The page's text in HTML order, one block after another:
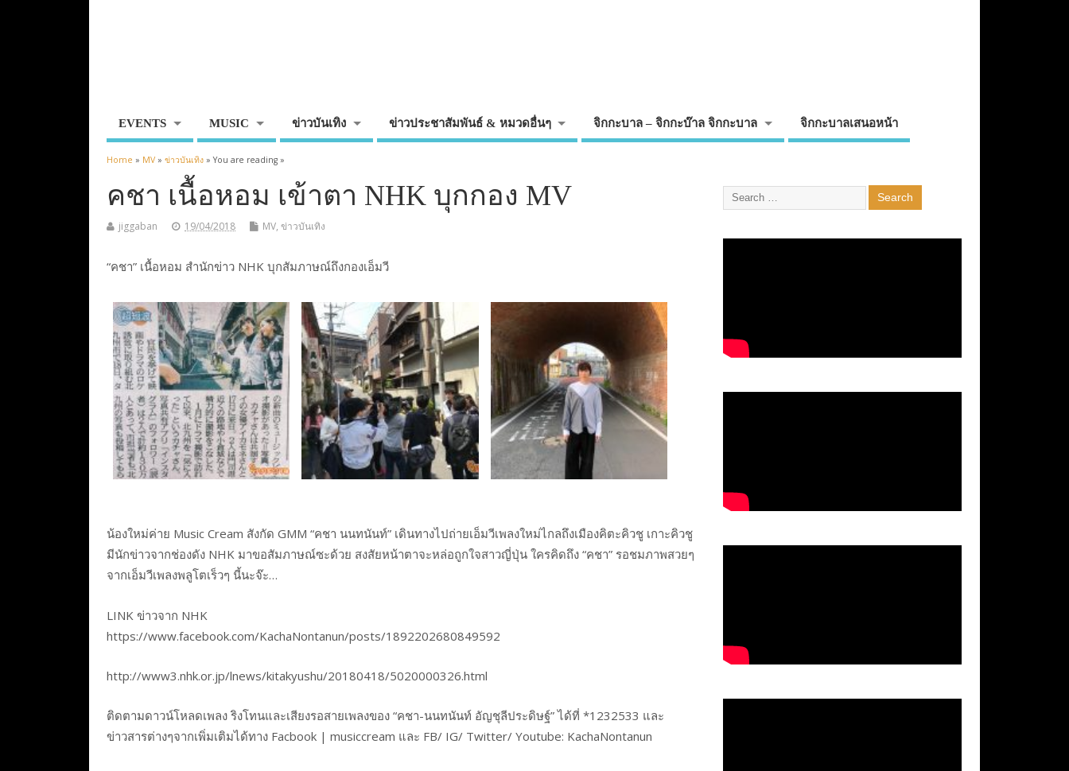
EVENTS MUSIC ข่าวบันเทิง ข่าวประชาสัมพันธ์ & หมวดอื่นๆ จิกกะบาล – จิกกะบ๊าล จิกกะบาล จิกกะบาลเสนอหน้า
Home » MV »ข่าวบันเทิง » You are reading »
คชา เนื้อหอม เข้าตา NHK บุกกอง MV
jiggaban 19/04/2018 MV,ข่าวบันเทิง
“คชา” เนื้อหอม สำนักข่าว NHK บุกสัมภาษณ์ถึงกองเอ็มวี
น้องใหม่ค่าย Music Cream สังกัด GMM “คชา นนทนันท์” เดินทางไปถ่ายเอ็มวีเพลงใหม่ไกลถึงเมืองคิตะคิวชู เกาะคิวชู
มีนักข่าวจากช่องดัง NHK มาขอสัมภาษณ์ซะด้วย สงสัยหน้าตาจะหล่อถูกใจสาวญี่ปุ่น ใครคิดถึง “คชา” รอชมภาพสวยๆ
จากเอ็มวีเพลงพลูโตเร็วๆ นี้นะจ๊ะ…
LINK ข่าวจาก NHK
https://www.facebook.com/KachaNontanun/posts/1892202680849592
http://www3.nhk.or.jp/lnews/kitakyushu/20180418/5020000326.html
​​​ติดตามดาวน์โหลดเพลง ริงโทนและเสียงรอสายเพลงของ “คชา-นนทนันท์ อัญชุลีประดิษฐ์” ได้ที่ *1232533 และ
ข่าวสารต่างๆจากเพิ่มเติมได้ทาง Facbook | musiccream และ FB/ IG/ Twitter/ Youtube: KachaNontanun